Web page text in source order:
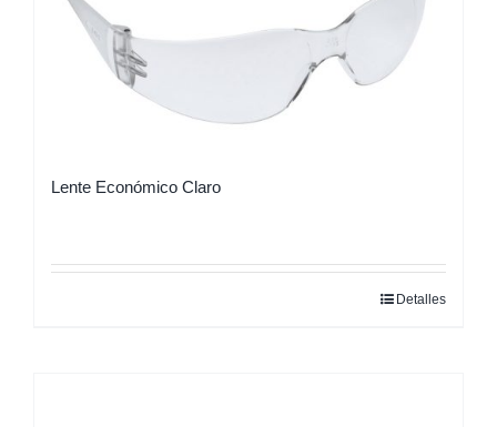
Lente Económico Claro
Detalles